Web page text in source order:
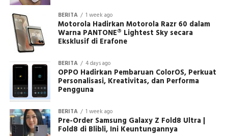
BERITA 1 week ago
Motorola Hadirkan Motorola Razr 60 dalam
Warna PANTONE® Lightest Sky secara
Eksklusif di Erafone
BERITA 4 days ago
OPPO Hadirkan Pembaruan ColorOS, Perkuat
Personalisasi, Kreativitas, dan Performa
Pengguna
BERITA 1 week ago
Pre-Order Samsung Galaxy Z Fold8 Ultra |
Fold8 di Blibli, Ini Keuntungannya